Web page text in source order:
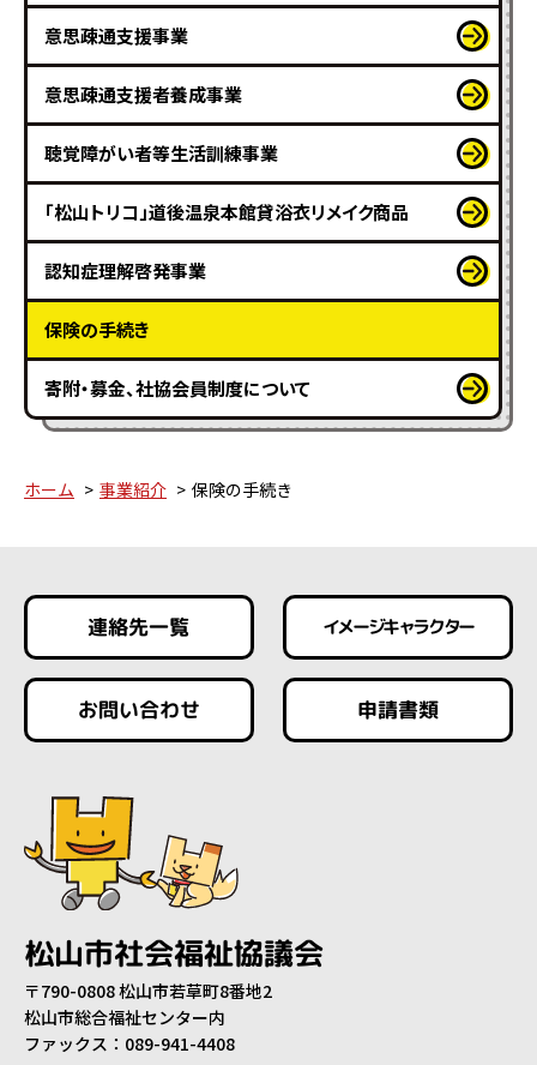
意思疎通支援事業
意思疎通支援者養成事業
聴覚障がい者等生活訓練事業
「松山トリコ」道後温泉本館貸浴衣リメイク商品
認知症理解啓発事業
保険の手続き
寄附・募金、社協会員制度について
ホーム 事業紹介 保険の手続き
連絡先一覧 イメージキャラクター
お問い合わせ 申請書類
松山市社会福祉協議会
〒790-0808 松山市若草町8番地2
松山市総合福祉センター内
ファックス：089-941-4408